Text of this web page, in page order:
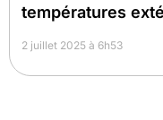
températures
2 juillet 2025 à 6h53